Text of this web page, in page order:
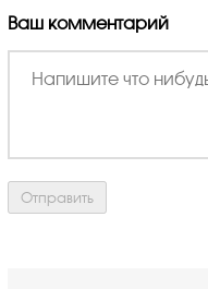
Ваш комментарий